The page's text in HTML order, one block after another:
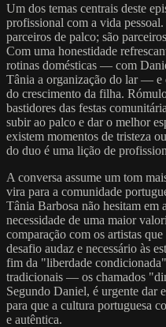
Um dos temas centrais deste
profissional com a vida
parceiros de palco; são
Com uma honestidade
rotinas domésticas — com
Tânia a organização do lar — e
do crescimento da filha.
bastidores das festas
subir ao palco e dar o melhor
existem momentos de tristeza
do duo é uma lição de
A conversa assume um tom
vira para a comunidade
Tânia Barbosa não hesitam em
necessidade de uma maior
comparação com os artistas
desafio audaz e necessário às
fim da "liberdade
tradicionais — os chamados
Segundo Daniel, é urgente dar
para que a cultura portuguesa
e autêntica.